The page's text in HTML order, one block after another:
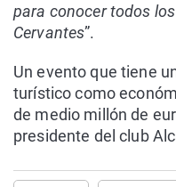
para conocer todos
Cervantes”.
Un evento que tiene
turístico como
de medio millón de
presidente del club